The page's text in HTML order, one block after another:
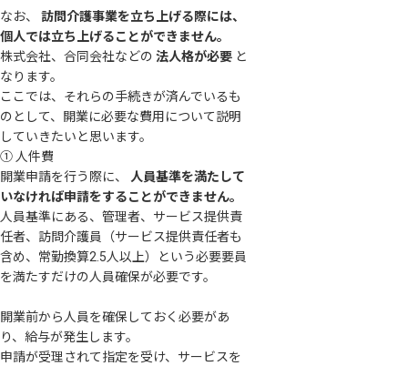
なお、 訪問介護事業を立ち上げる際には、
個人では立ち上げることができません。
株式会社、合同会社などの 法人格が必要 と
なります。
ここでは、それらの手続きが済んでいるも
のとして、開業に必要な費用について説明
していきたいと思います。
① 人件費
開業申請を行う際に、
人員基準を満たして
いなければ申請をすることができません。
人員基準にある、管理者、サービス提供責
任者、訪問介護員（サービス提供責任者も
含め、常勤換算2.5人以上）という必要要員
を満たすだけの人員確保が必要です。
開業前から人員を確保しておく必要があ
り、給与が発生します。
申請が受理されて指定を受け、サービスを